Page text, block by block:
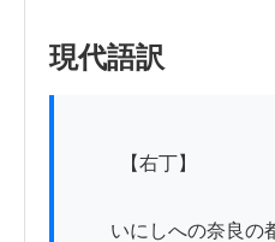
現代語訳
いにしへの奈良の